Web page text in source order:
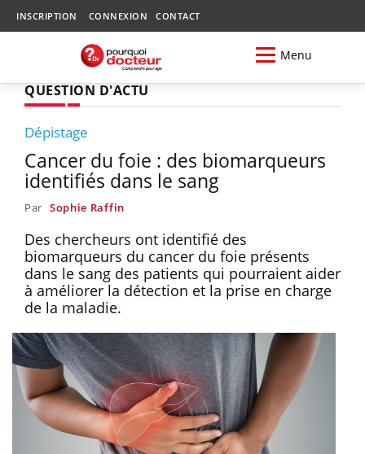
INSCRIPTION CONNEXION CONTACT
Menu
QUESTION D'ACTU
Dépistage
Cancer du foie : des biomarqueurs
identifiés dans le sang
Par Sophie Raffin
Des chercheurs ont identifié des
biomarqueurs du cancer du foie présents
dans le sang des patients qui pourraient aider
à améliorer la détection et la prise en charge
de la maladie.